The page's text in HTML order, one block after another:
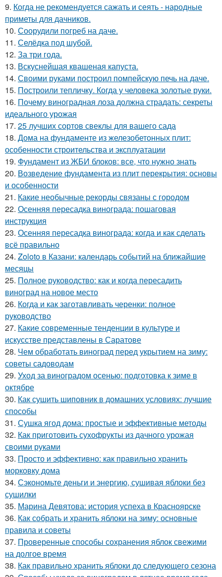
9. Когда не рекомендуется сажать и сеять - народные
приметы для дачников.
10. Соорудили погреб на даче.
11. Селёдка под шубой.
12. За три года.
13. Вскуснейшая квашеная капуста.
14. Своими руками построил помпейскую печь на даче.
15. Построили тепличку. Когда у человека золотые руки.
16. Почему виноградная лоза должна страдать: секреты
идеального урожая
17. 25 лучших сортов свеклы для вашего сада
18. Дома на фундаменте из железобетонных плит:
особенности строительства и эксплуатации
19. Фундамент из ЖБИ блоков: все, что нужно знать
20. Возведение фундамента из плит перекрытия: основы
и особенности
21. Какие необычные рекорды связаны с городом
22. Осенняя пересадка винограда: пошаговая
инструкция
23. Осенняя пересадка винограда: когда и как сделать
всё правильно
24. Zoloto в Казани: календарь событий на ближайшие
месяцы
25. Полное руководство: как и когда пересадить
виноград на новое место
26. Когда и как заготавливать черенки: полное
руководство
27. Какие современные тенденции в культуре и
искусстве представлены в Саратове
28. Чем обработать виноград перед укрытием на зиму:
советы садоводам
29. Уход за виноградом осенью: подготовка к зиме в
октябре
30. Как сушить шиповник в домашних условиях: лучшие
способы
31. Сушка ягод дома: простые и эффективные методы
32. Как приготовить сухофрукты из дачного урожая
своими руками
33. Просто и эффективно: как правильно хранить
морковку дома
34. Сэкономьте деньги и энергию, сушивая яблоки без
сушилки
35. Марина Девятова: история успеха в Красноярске
36. Как собрать и хранить яблоки на зиму: основные
правила и советы
37. Проверенные способы сохранения яблок свежими
на долгое время
38. Как правильно хранить яблоки до следующего сезона